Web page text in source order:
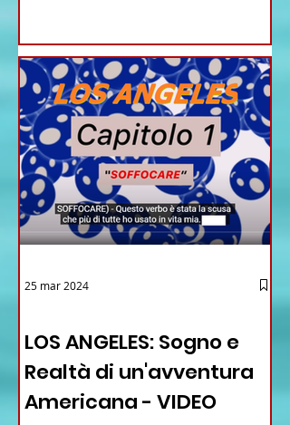
LOS ANGELES: Sogno e
Realtà di un'avventura
Americana - VIDEO
25 mar 2024